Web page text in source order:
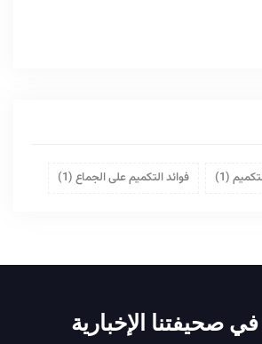
(1) فوائد التكميم على الجماع (1)
صحيفتنا الإخبارية